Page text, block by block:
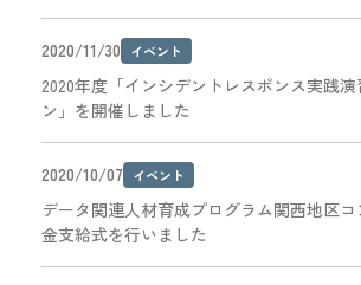
2020/11/30 イベント
2020年度「インシデントレスポンス実践
ン」を開催しました
2020/10/07 イベント
データ関連人材育成プログラム関西地区
金支給式を行いました